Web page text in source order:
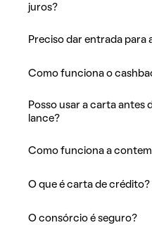
juros?
Preciso dar entrada para
Como funciona o
Posso usar a carta antes
lance?
Como funciona a
O que é carta de crédito?
O consórcio é seguro?